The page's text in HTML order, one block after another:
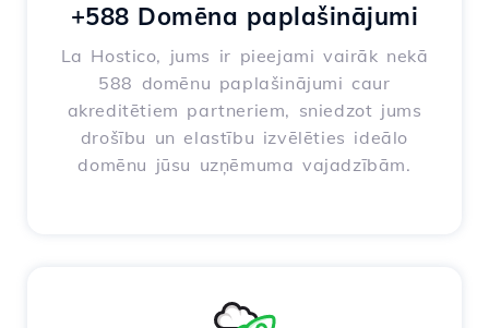
+588 Domēna paplašinājumi
La Hostico, jums ir pieejami vairāk nekā
588 domēnu paplašinājumi caur
akreditētiem partneriem, sniedzot jums
drošību un elastību izvēlēties ideālo
domēnu jūsu uzņēmuma vajadzībām.